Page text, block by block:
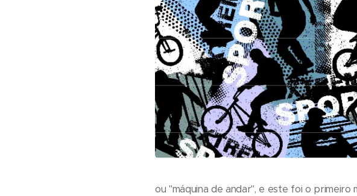
ou "máquina de andar", e este foi o